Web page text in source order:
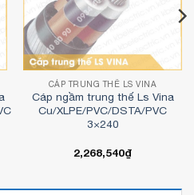
CÁP TRUNG THẾ LS VINA
Cáp ngầm trung thế Ls Vina
Cu/XLPE/PVC/DSTA/PVC
3×240
2,268,540₫